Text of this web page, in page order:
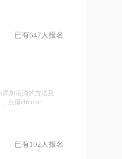
已有647人报名
加泪滴的方法及
、点择circular
已有102人报名